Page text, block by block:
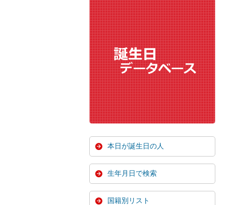
本日が誕生日の人
生年月日で検索
国籍別リスト